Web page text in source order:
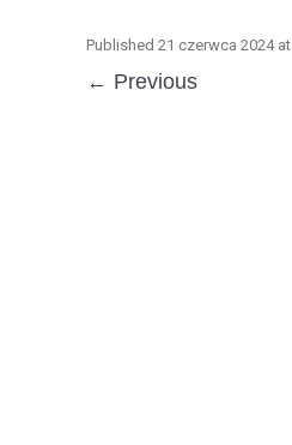
Published 21 czerwca 2024at
← Previous